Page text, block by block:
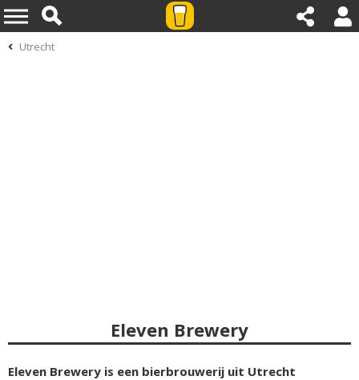
Utrecht
Eleven Brewery
Eleven Brewery is een bierbrouwerij uit Utrecht